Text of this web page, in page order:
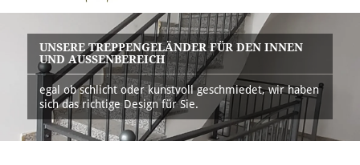
UNSERE TREPPENGELÄNDER FÜR DEN INNEN
UND AUSSENBEREICH
egal ob schlicht oder kunstvoll geschmiedet, wir haben
sich das richtige Design für Sie.